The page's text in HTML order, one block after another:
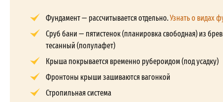
Фундамент — рассчитывается отдельно.Узнать о видах
Сруб бани — пятистенок (планировка свободная) из
тесанный (полулафет)
Крыша покрывается временно рубероидом (под усадку)
Фронтоны крыши зашиваются вагонкой
Стропильная система